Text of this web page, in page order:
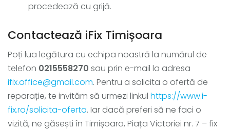
procedează cu grijă.
Contactează iFix Timișoara
Poți lua legătura cu echipa noastră la numărul de
telefon 0215558270 sau prin e-mail la adresa
ifix.office@gmail.com. Pentru a solicita o ofertă de
reparație, te invităm să urmezi linkul https://www.i-
fix.ro/solicita-oferta. Iar dacă preferi să ne faci o
vizită, ne găsești în Timișoara, Piața Victoriei nr. 7 – fix